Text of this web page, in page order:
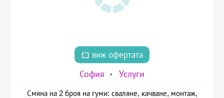
виж офертата
София Услуги
Смяна на 2 броя на гуми: сваляне, качване, монтаж,